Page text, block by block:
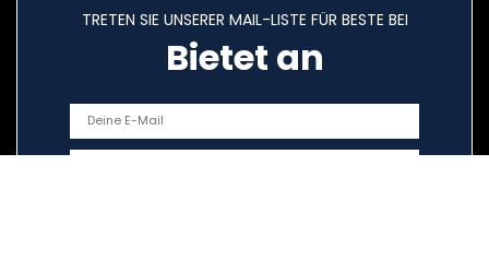
TRETEN SIE UNSERER MAIL-LISTE FÜR BESTE BEI
Bietet an